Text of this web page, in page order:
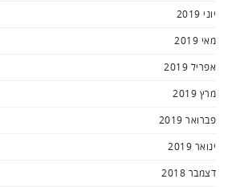
יוני 2019
מאי 2019
אפריל 2019
מרץ 2019
פברואר 2019
ינואר 2019
דצמבר 2018